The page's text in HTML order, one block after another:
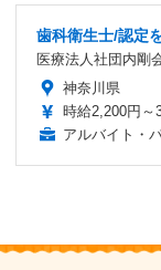
歯科衛生士/認定
医療法人社団内剛
神奈川県
時給2,200円～
アルバイト・